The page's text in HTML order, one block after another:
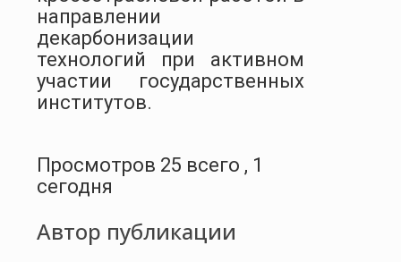
направлении
декарбонизации
технологий при активном
участии государственных
институтов.
Просмотров 25 всего , 1
сегодня
Автор публикации